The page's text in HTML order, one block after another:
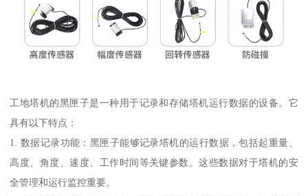
工地塔机的黑匣子是一种用于记录和存储塔机运行数据的设备。它
具有以下特点：
1. 数据记录功能：黑匣子能够记录塔机的运行数据，包括起重量、
高度、角度、速度、工作时间等关键参数。这些数据对于塔机的安
全管理和运行监控重要。